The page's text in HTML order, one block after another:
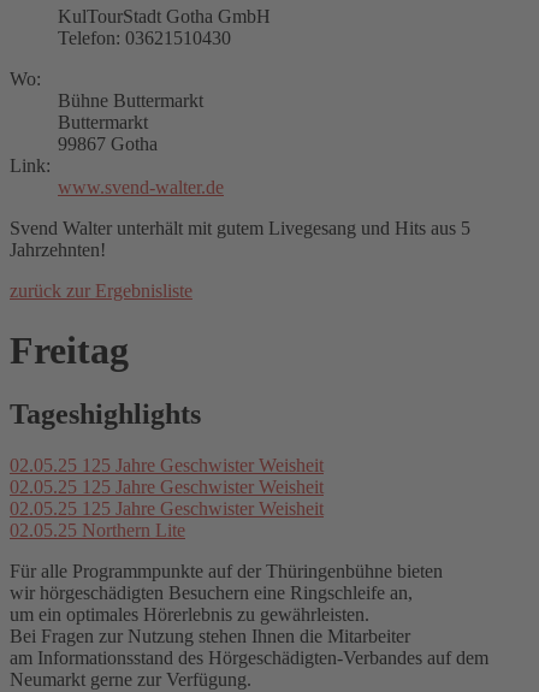
KulTourStadt Gotha GmbH
Telefon: 03621510430
Wo:
Bühne Buttermarkt
Buttermarkt
99867 Gotha
Link:
www.svend-walter.de
Svend Walter unterhält mit gutem Livegesang und Hits aus 5
Jahrzehnten!
zurück zur Ergebnisliste
Freitag
Tageshighlights
02.05.25 125 Jahre Geschwister Weisheit
02.05.25 125 Jahre Geschwister Weisheit
02.05.25 125 Jahre Geschwister Weisheit
02.05.25 Northern Lite
Für alle Programmpunkte auf der Thüringenbühne bieten
wir hörgeschädigten Besuchern eine Ringschleife an,
um ein optimales Hörerlebnis zu gewährleisten.
Bei Fragen zur Nutzung stehen Ihnen die Mitarbeiter
am Informationsstand des Hörgeschädigten-Verbandes auf dem
Neumarkt gerne zur Verfügung.